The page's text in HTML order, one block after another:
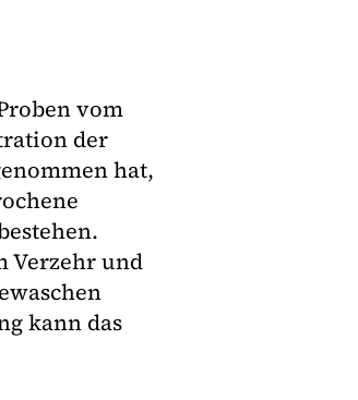
vom
der
hat,
Verzehr und
kann das